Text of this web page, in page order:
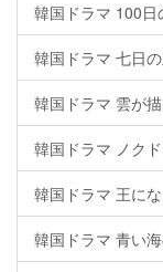
韓国ドラマ 100日
韓国ドラマ 七日
韓国ドラマ 雲が
韓国ドラマ ノク
韓国ドラマ 王に
韓国ドラマ 青い